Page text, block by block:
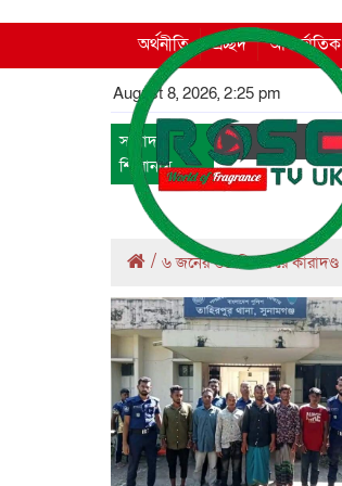
অর্থনীতি প্রচ্ছদ আন্তর্জাতিক
August 8, 2026, 2:25 pm
সংবাদ
শিরোনাম
/ ৬ জনের ৬০ দিন করে কারাদণ্ড